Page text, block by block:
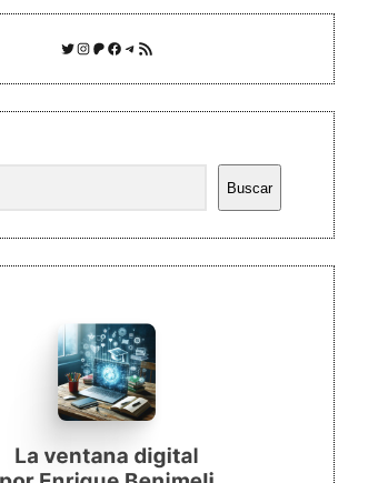
Twitter
Instagram
Patreon
Facebook
Telegram
Feed RSS
Buscar